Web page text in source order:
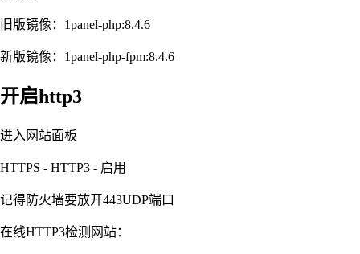
旧版镜像：1panel-php:8.4.6
新版镜像：1panel-php-fpm:8.4.6
开启http3
进入网站面板
HTTPS - HTTP3 - 启用
记得防火墙要放开443UDP端口
在线HTTP3检测网站：